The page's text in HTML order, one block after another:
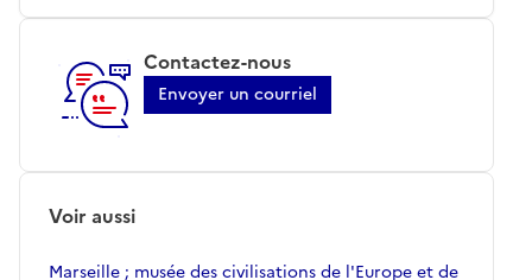
Contactez-nous
Envoyer un courriel
Voir aussi
Marseille ; musée des civilisations de l'Europe et de